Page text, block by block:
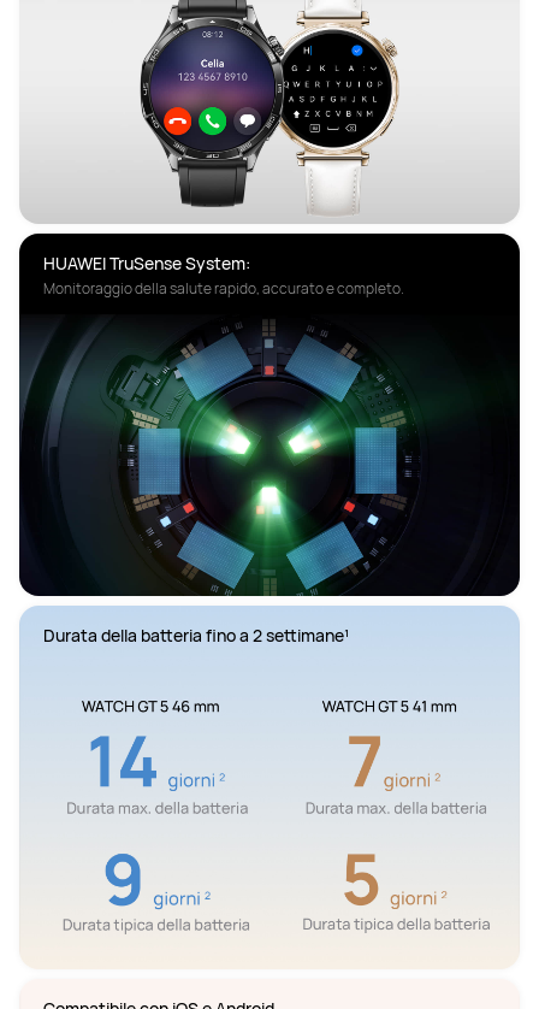
HUAWEI TruSense System:
Monitoraggio della salute rapido, accurato e completo.
Durata della batteria fino a 2 settimane¹